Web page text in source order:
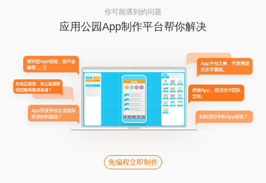
你可能遇到的问题
应用公园App制作平台帮你解决
免编程立即制作